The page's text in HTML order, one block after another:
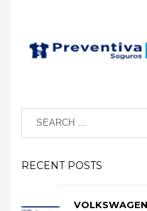
RECENT POSTS